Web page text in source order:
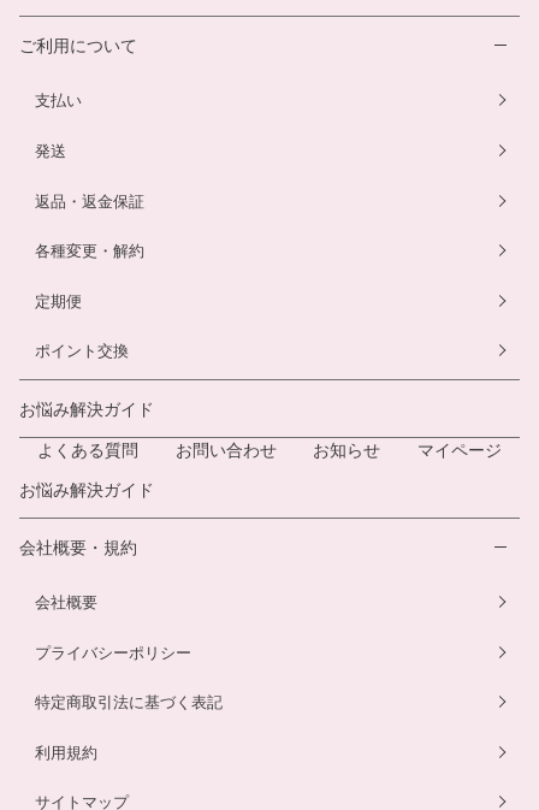
ご利用について
支払い
発送
返品・返金保証
各種変更・解約
定期便
ポイント交換
お悩み解決ガイド
よくある質問
お問い合わせ お知らせ
マイページ
お悩み解決ガイド
会社概要・規約
会社概要
プライバシーポリシー
特定商取引法に基づく表記
利用規約
サイトマップ